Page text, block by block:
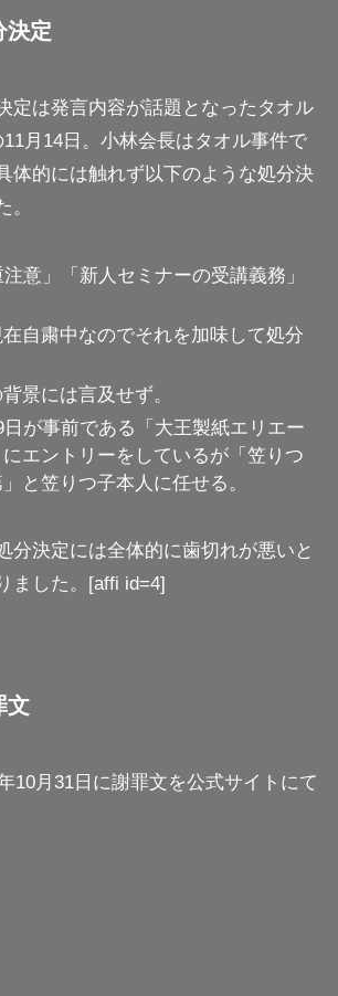
決定
定は発言内容が話題となったタオル
月14日。小林会長はタオル事件で
体的には触れず以下のような処分決
。
意」「新人セミナーの受講義務」
自粛中なのでそれを加味して処分
景には言及せず。
が事前である「大王製紙エリエー
エントリーをしているが「笠りつ
と笠りつ子本人に任せる。
分決定には全体的に歯切れが悪いと
ました。[affi id=4]
文
10月31日に謝罪文を公式サイトにて